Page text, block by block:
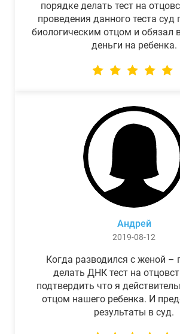
порядке делать тест на
проведения данного теста суд
биологическим отцом и обязал
деньги на ребенка.
Андрей
2019-08-12
Когда разводился с женой –
делать ДНК тест на
подтвердить что я
отцом нашего ребенка. И
результаты в суд.